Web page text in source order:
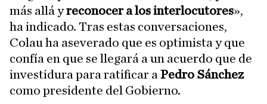
más allá yreconocer a los interlocutores»,
ha indicado. Tras estas conversaciones,
Colau ha aseverado que es optimista y que
confía en que se llegará a un acuerdo que de
investidura para ratificar a Pedro Sánchez
como presidente del Gobierno.